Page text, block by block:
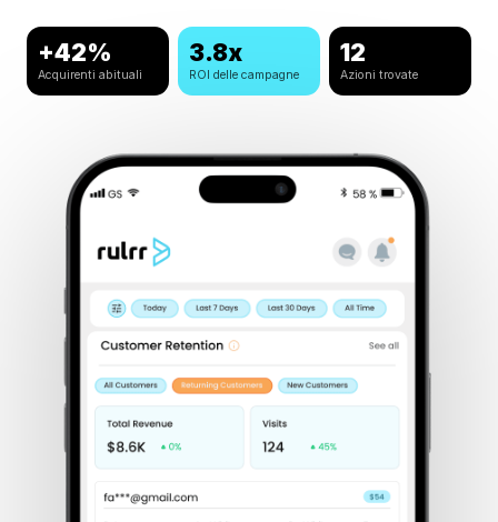
+42%
Acquirenti abituali
3.8x
ROI delle campagne
12
Azioni trovate